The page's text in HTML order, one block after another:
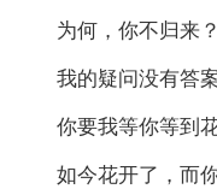
为何，你不归来？
我的疑问没有答
你要我等你等到
如今花开了，而